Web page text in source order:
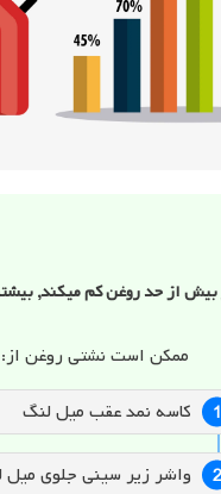
بیش از حد روغن کم میکند,
ممکن است نشتی روغن از:
کاسه نمد عقب میل لنگ
واشر زیر سینی جلوی میل